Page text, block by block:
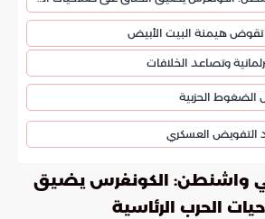
تقوض هيمنة البيت الأبيض
وتصاعد الخلافات
الضغوط الحزبية
التفويض العسكري
واشنطن: الكونغرس يضيق
الحرب الرئاسية